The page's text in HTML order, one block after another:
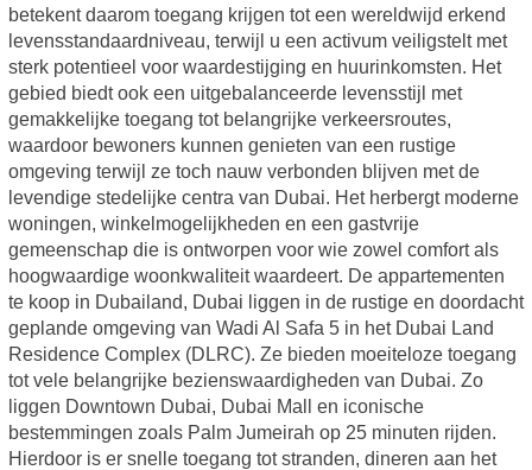
betekent daarom toegang krijgen tot een wereldwijd erkend
levensstandaardniveau, terwijl u een activum veiligstelt met
sterk potentieel voor waardestijging en huurinkomsten. Het
gebied biedt ook een uitgebalanceerde levensstijl met
gemakkelijke toegang tot belangrijke verkeersroutes,
waardoor bewoners kunnen genieten van een rustige
omgeving terwijl ze toch nauw verbonden blijven met de
levendige stedelijke centra van Dubai. Het herbergt moderne
woningen, winkelmogelijkheden en een gastvrije
gemeenschap die is ontworpen voor wie zowel comfort als
hoogwaardige woonkwaliteit waardeert. De appartementen
te koop in Dubailand, Dubai liggen in de rustige en doordacht
geplande omgeving van Wadi Al Safa 5 in het Dubai Land
Residence Complex (DLRC). Ze bieden moeiteloze toegang
tot vele belangrijke bezienswaardigheden van Dubai. Zo
liggen Downtown Dubai, Dubai Mall en iconische
bestemmingen zoals Palm Jumeirah op 25 minuten rijden.
Hierdoor is er snelle toegang tot stranden, dineren aan het